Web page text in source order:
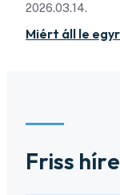
2026.03.14.
Miért áll le
Friss